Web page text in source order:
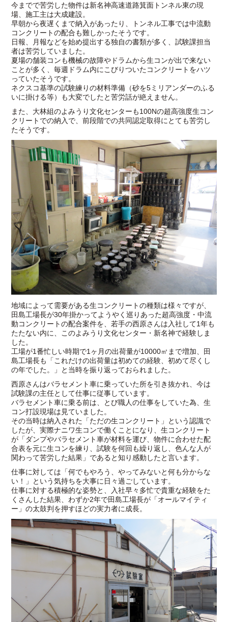
今までで苦労した物件は新名神高速道路箕面トンネル東の現
場、施工主は大成建設。
早朝から夜遅くまで納入があったり、トンネル工事では中流動
コンクリートの配合も難しかったそうです。
日報、月報などを始め提出する独自の書類が多く、試験課担当
者は苦労していました。
夏場の舗装コンも機械の故障やドラムから生コンが出で来ない
ことが多く、毎週ドラム内にこびりついたコンクリートをハツ
っていたそうです。
ネクスコ基準の試験練りの材料準備（砂を5ミリアンダーのふる
いに掛ける等）も大変でしたと苦労話が絶えません。
また、大林組のよみうり文化センターも100Nの超高強度生コン
クリートでの納入で、前段階での共同認定取得にとても苦労し
たそうです。
地域によって需要がある生コンクリートの種類は様々ですが、
田島工場長が30年掛かってようやく巡りあった超高強度・中流
動コンクリートの配合案件を、若手の西原さんは入社して1年も
たたない内に、このよみうり文化センター・新名神で経験しま
した。
工場が1番忙しい時期で1ヶ月の出荷量が10000㎥まで増加、田
島工場長も「これだけの出荷量は初めての経験、初めて尽くし
の年でした。」と当時を振り返っておられました。
西原さんはバラセメント車に乗っていた所を引き抜かれ、今は
試験課の主任として仕事に従事しています。
バラセメント車に乗る前は、とび職人の仕事をしていた為、生
コン打設現場は見ていました。
その当時は納入された「ただの生コンクリート」という認識で
したが、実際ナニワ生コンで働くことになり、生コンクリート
が「ダンプやバラセメント車が材料を運び、物件に合わせた配
合表を元に生コンを練り、試験を何回も繰り返し、色んな人が
関わって苦労した結果」であると知り感動したと言います。
仕事に対しては「何でもやろう、やってみないと何も分からな
い！」という気持ちを大事に日々過ごしています。
仕事に対する積極的な姿勢と、入社早々多忙で貴重な経験をた
くさんした結果、わずか2年で田島工場長が「オールマイティ
ー」の太鼓判を押すほどの実力者に成長。